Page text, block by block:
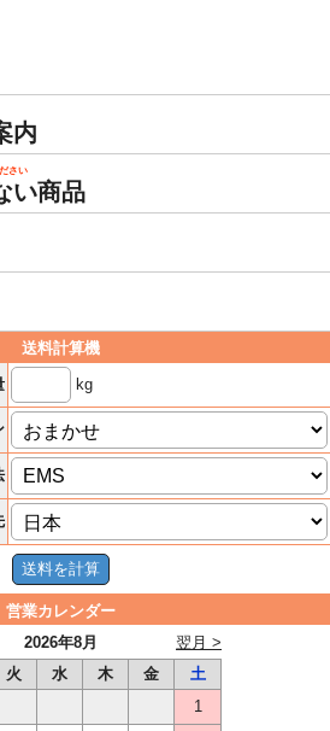
内
さい
い商品
送料計算機
kg
営業カレンダー
2026年8月
翌月 >
火 水 木 金
土
1